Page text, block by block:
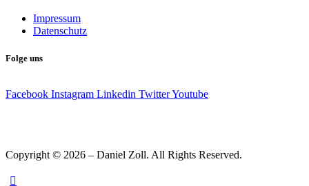
Impressum
Datenschutz
Folge uns
Facebook Instagram Linkedin TwitterYoutube
Copyright © 2026 – Daniel Zoll. All Rights Reserved.